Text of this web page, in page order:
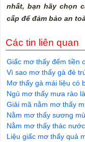
nhất, bạn hãy chọn
cấp để đảm bảo an
Các tin liên quan
Giấc mơ thấy đếm tiền
Vì sao mơ thấy gà đẻ
Mơ thấy gà mái liệu có
Ngủ mơ thấy mưa rào
Giải mã nằm mơ thấy
Nằm mơ thấy sương
Nằm mơ thấy thác
Liệu giấc mơ thấy quả